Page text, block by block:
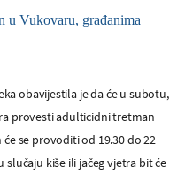
u Vukovaru, građanima
obavijestila je da će u subotu,
provesti adulticidni tretman
se provoditi od 19.30 do 22
kiše ili jačeg vjetra bit će